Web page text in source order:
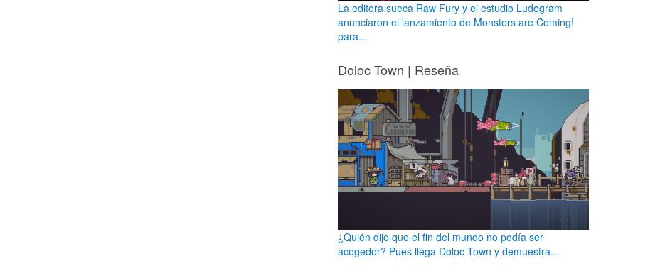
La editora sueca Raw Fury y el estudio Ludogram
anunciaron el lanzamiento de Monsters are Coming!
para...
Doloc Town | Reseña
¿Quién dijo que el fin del mundo no podía ser
acogedor? Pues llega Doloc Town y demuestra...